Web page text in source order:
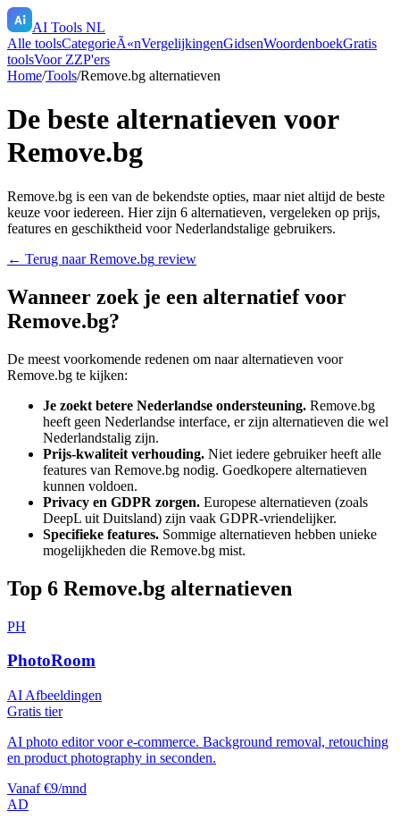
AI Tools NL
Alle toolsCategorieÃ«nVergelijkingenGidsenWoordenboekGratis
toolsVoor ZZP'ers
Home/Tools/Remove.bg alternatieven
De beste alternatieven voor
Remove.bg
Remove.bg is een van de bekendste opties, maar niet altijd de beste
keuze voor iedereen. Hier zijn 6 alternatieven, vergeleken op prijs,
features en geschiktheid voor Nederlandstalige gebruikers.
← Terug naarRemove.bg review
Wanneer zoek je een alternatief voor
Remove.bg?
De meest voorkomende redenen om naar alternatieven voor
Remove.bg te kijken:
Je zoekt betere Nederlandse ondersteuning. Remove.bg
heeft geen Nederlandse interface, er zijn alternatieven die wel
Nederlandstalig zijn.
Prijs-kwaliteit verhouding. Niet iedere gebruiker heeft alle
features van Remove.bg nodig. Goedkopere alternatieven
kunnen voldoen.
Privacy en GDPR zorgen. Europese alternatieven (zoals
DeepL uit Duitsland) zijn vaak GDPR-vriendelijker.
Specifieke features. Sommige alternatieven hebben unieke
mogelijkheden die Remove.bg mist.
Top 6 Remove.bg alternatieven
PH
PhotoRoom
AI Afbeeldingen
Gratis tier
AI photo editor voor e-commerce. Background removal, retouching
en product photography in seconden.
Vanaf €9/mnd
AD